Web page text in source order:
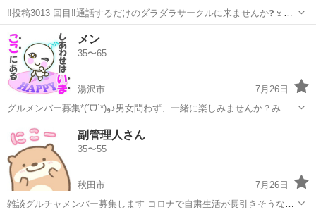
‼️投稿3013 回目‼️通話するだけのダラダラサークルに来ませんか❓🍷会
社帰ってからや運転中など暇な時間に通話しませんか❓メンバー130人
くらいいます。 男女比は半半くらいで年齢層は20代から40代が多いで
す。zoomやラ...
秋田 秋田市
メン
35〜65
湯沢市
7月26日
グルメンバー募集*(ˊᗜˋ*)و♪男女問わず、一緒に楽しみませんか？みん
な楽しく和気あいあいやってるよ〜(*´∀`*)年齢も幅広くいます😊コロナ
に負けず一緒に盛り上がろ*(ˊᗜˋ*)و♪待ってま〜す♡♡ 男女に関わら
ず、定...
秋田 湯沢市 グルチャ
副管理人さん
35〜55
秋田市
7月26日
雑談グルチャメンバー募集します コロナで自粛生活が長引きそうなの